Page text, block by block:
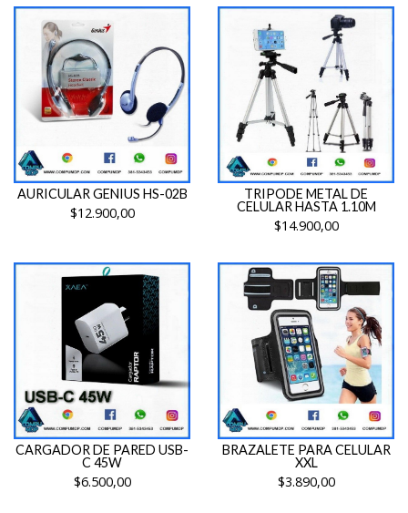
AURICULAR GENIUS HS-02B
$12.900,00
TRIPODE METAL DE
CELULAR HASTA 1.10M
$14.900,00
CARGADOR DE PARED USB-
C 45W
$6.500,00
BRAZALETE PARA CELULAR
XXL
$3.890,00